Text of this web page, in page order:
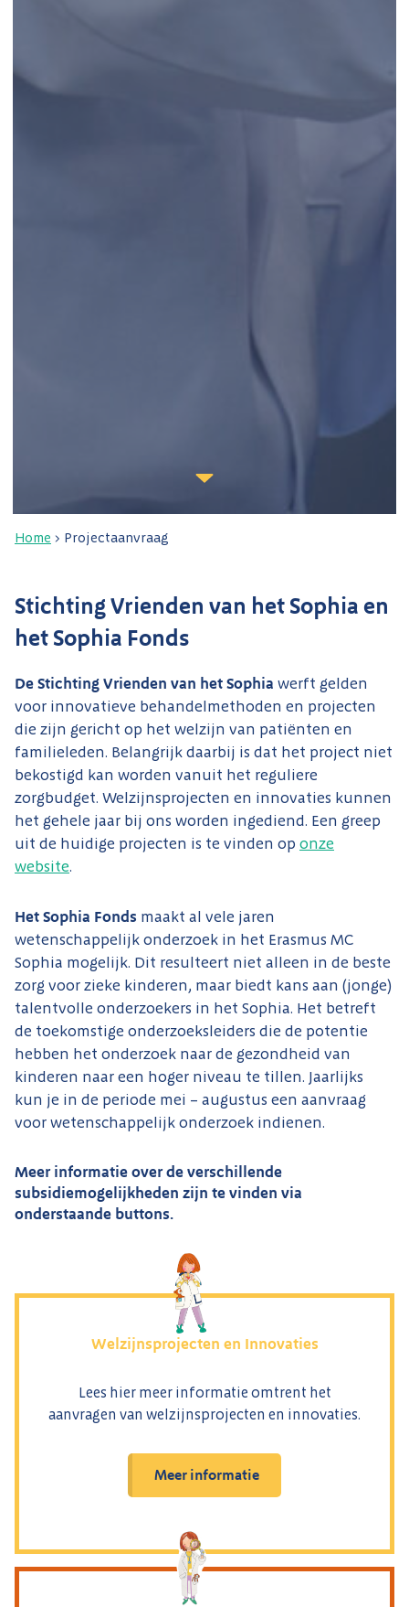
Home > Projectaanvraag
Stichting Vrienden van het Sophia en
het Sophia Fonds
De Stichting Vrienden van het Sophia werft gelden
voor innovatieve behandelmethoden en projecten
die zijn gericht op het welzijn van patiënten en
familieleden. Belangrijk daarbij is dat het project niet
bekostigd kan worden vanuit het reguliere
zorgbudget. Welzijnsprojecten en innovaties kunnen
het gehele jaar bij ons worden ingediend. Een greep
uit de huidige projecten is te vinden op onze
website.
Het Sophia Fonds maakt al vele jaren
wetenschappelijk onderzoek in het Erasmus MC
Sophia mogelijk. Dit resulteert niet alleen in de beste
zorg voor zieke kinderen, maar biedt kans aan (jonge)
talentvolle onderzoekers in het Sophia. Het betreft
de toekomstige onderzoeksleiders die de potentie
hebben het onderzoek naar de gezondheid van
kinderen naar een hoger niveau te tillen. Jaarlijks
kun je in de periode mei – augustus een aanvraag
voor wetenschappelijk onderzoek indienen.
Meer informatie over de verschillende
subsidiemogelijkheden zijn te vinden via
onderstaande buttons.
Welzijnsprojecten en Innovaties
Lees hier meer informatie omtrent het
aanvragen van welzijnsprojecten en innovaties.
Meer informatie